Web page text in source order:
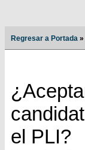
Regresar a Portada »
el PLI?